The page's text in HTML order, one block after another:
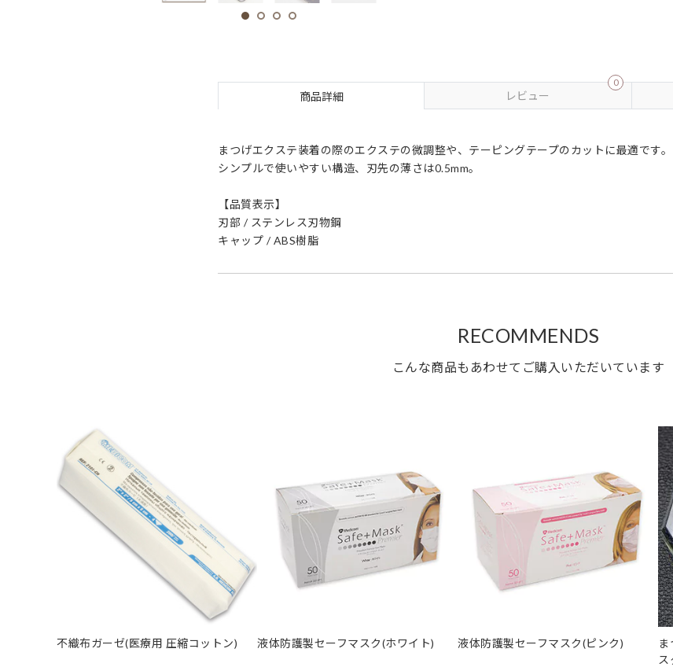
商品詳細 レビュー
0
まつげエクステ装着の際のエクステの微調整や、テーピングテープのカットに最適です。
シンプルで使いやすい構造、刃先の薄さは0.5mm。
【品質表示】
刃部 / ステンレス刃物鋼
キャップ / ABS樹脂
RECOMMENDS
こんな商品もあわせてご購入いただいています
不織布ガーゼ(医療用 圧縮コットン) 液体防護製セーフマスク(ホワイト) 液体防護製セーフマスク(ピンク)
ま
ス